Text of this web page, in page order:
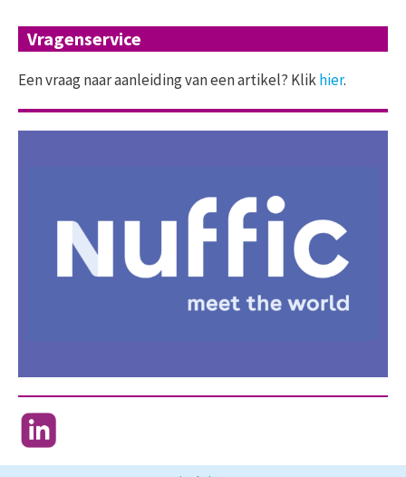
Vragenservice
Een vraag naar aanleiding van een artikel? Klikhier.